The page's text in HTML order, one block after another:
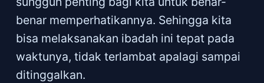
benar memperhatikannya. Sehingga kita
bisa melaksanakan ibadah ini tepat pada
waktunya, tidak terlambat apalagi sampai
ditinggalkan.